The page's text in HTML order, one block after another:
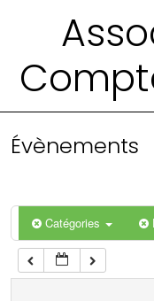
Évènements
Catégories
4 h 00 min
6 h 00 min
7 h 00 min